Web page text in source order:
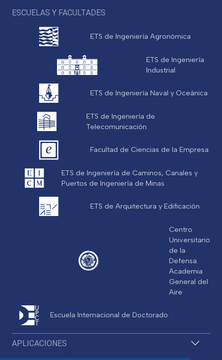
APLICACIONES
ESCUELAS Y FACULTADES
ETS de Ingeniería Agronómica
ETS de Ingeniería
Industrial
ETS de Ingeniería Naval y Oceánica
ETS de Ingeniería de
Telecomunicación
Facultad de Ciencias de la Empresa
ETS de Ingeniería de Caminos, Canales y
Puertos de Ingeniería de Minas
ETS de Arquitectura y Edificación
Centro
Universitario
de la
Defensa.
Academia
General del
Aire
Escuela Internacional de Doctorado